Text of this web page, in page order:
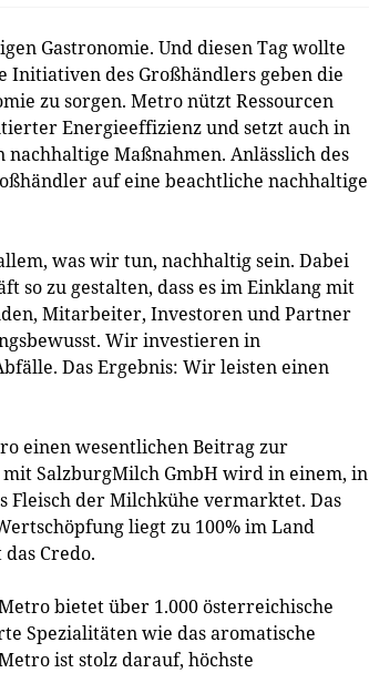
Gastronomie. Und diesen Tag wollte
des Großhändlers geben die
zu sorgen. Metro nützt Ressourcen
Energieeffizienz und setzt auch in
Maßnahmen. Anlässlich des
auf eine beachtliche nachhaltige
was wir tun, nachhaltig sein. Dabei
so zu gestalten, dass es im Einklang mit
Mitarbeiter, Investoren und Partner
Wir investieren in
Das Ergebnis: Wir leisten einen
einen wesentlichen Beitrag zur
SalzburgMilch GmbH wird in einem, in
Fleisch der Milchkühe vermarktet. Das
liegt zu 100% im Land
Credo.
bietet über 1.000 österreichische
Spezialitäten wie das aromatische
ist stolz darauf, höchste